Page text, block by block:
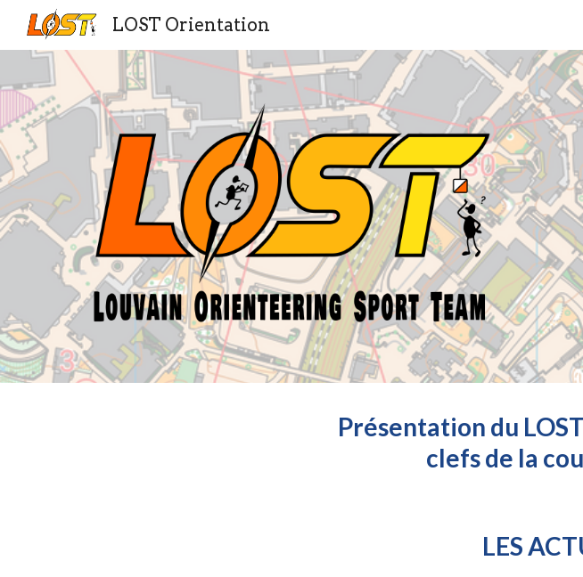
LOST Orientation
Présentation du
clefsde la
LES